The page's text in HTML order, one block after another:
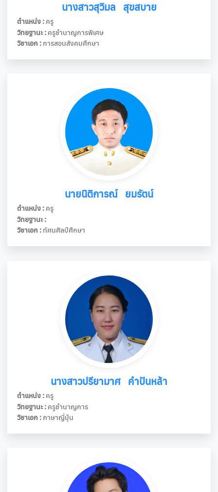
นางสาวสุวิมล สุขสบาย
ตำแหน่ง : ครู
วิทยฐานะ : ครูชำนาญการพิเศษ
วิชาเอก : การสอนสังคมศึกษา
นายนิติการณ์ ยมรัตน์
ตำแหน่ง : ครู
วิทยฐานะ :
วิชาเอก : ทัศนศิลป์ศึกษา
นางสาวปรียามาศ คำปันหล้า
ตำแหน่ง : ครู
วิทยฐานะ : ครูชำนาญการ
วิชาเอก :ภาษาญี่ปุ่น